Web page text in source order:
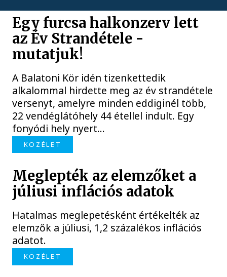
Egy furcsa halkonzerv lett
az Év Strandétele -
mutatjuk!
A Balatoni Kör idén tizenkettedik
alkalommal hirdette meg az év strandétele
versenyt, amelyre minden eddiginél több,
22 vendéglátóhely 44 étellel indult. Egy
fonyódi hely nyert...
KÖZÉLET
Meglepték az elemzőket a
júliusi inflációs adatok
Hatalmas meglepetésként értékelték az
elemzők a júliusi, 1,2 százalékos inflációs
adatot.
KÖZÉLET